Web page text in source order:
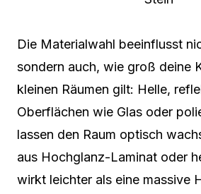
Die Materialwahl beeinflusst
sondern auch, wie groß deine
kleinen Räumen gilt: Helle,
Oberflächen wie Glas oder
lassen den Raum optisch
aus Hochglanz-Laminat oder
wirkt leichter als eine massive